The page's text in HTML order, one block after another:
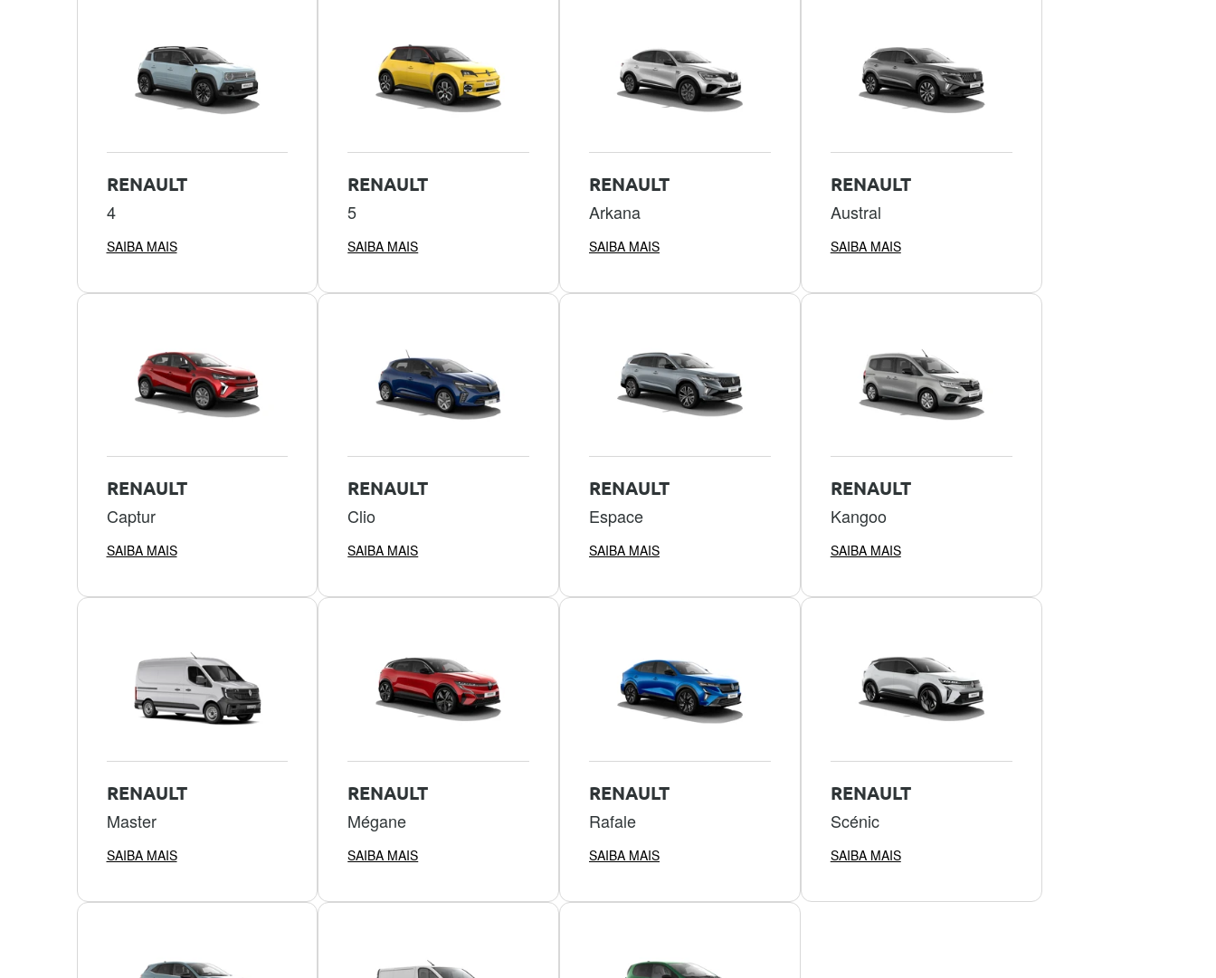
RENAULT
4
SAIBA MAIS
RENAULT
5
SAIBA MAIS
RENAULT
Arkana
SAIBA MAIS
RENAULT
Austral
SAIBA MAIS
RENAULT
Captur
SAIBA MAIS
RENAULT
Clio
SAIBA MAIS
RENAULT
Espace
SAIBA MAIS
RENAULT
Kangoo
SAIBA MAIS
RENAULT
Master
SAIBA MAIS
RENAULT
Mégane
SAIBA MAIS
RENAULT
Rafale
SAIBA MAIS
RENAULT
Scénic
SAIBA MAIS